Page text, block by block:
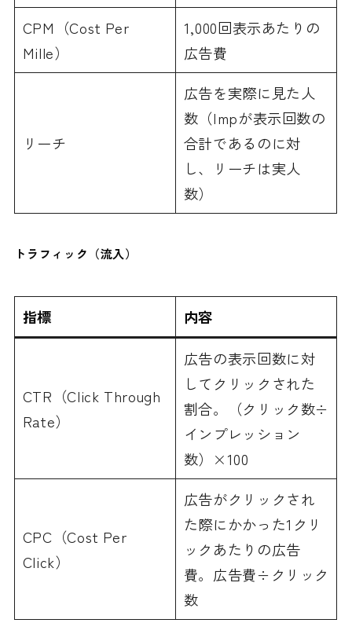
CPM（Cost Per
Mille）
1,000回表示あたりの
広告費
リーチ
広告を実際に見た人
数（Impが表示回数の
合計であるのに対
し、リーチは実人
数）
トラフィック（流入）
指標 内容
CTR（Click Through
Rate）
広告の表示回数に対
してクリックされた
割合。（クリック数÷
インプレッション
数）×100
CPC（Cost Per
Click）
広告がクリックされ
た際にかかった1クリ
ックあたりの広告
費。広告費÷クリック
数